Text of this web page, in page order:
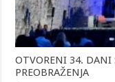
OTVORENI 34. DANI
PREOBRAŽENJA